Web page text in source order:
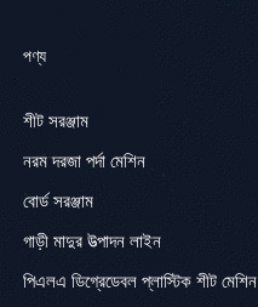
পণ্য
শীট সরঞ্জাম
নরম দরজা পর্দা মেশিন
বোর্ড সরঞ্জাম
গাড়ী মাদুর উত্পাদন লাইন
পিএলএ ডিগ্রেডেবল প্লাস্টিক শীট মেশিন